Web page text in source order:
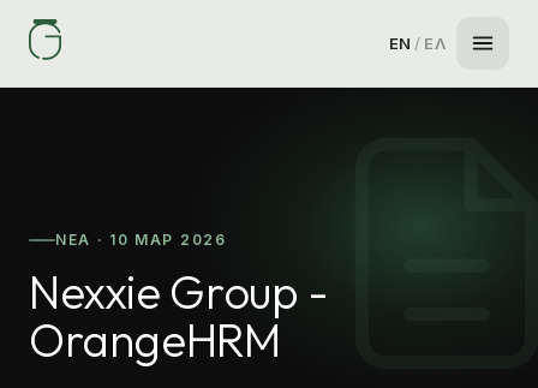
EN / ΕΛ
ΝΈΑ · 10 ΜΑΡ 2026
Nexxie Group -
OrangeHRM